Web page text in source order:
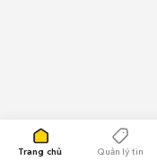
Trang chủ Quản lý tin